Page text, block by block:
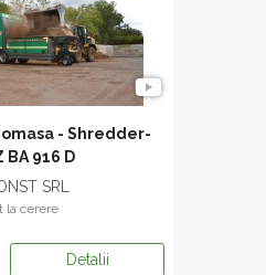
- Shredder-
BA 916 D
SRL
la cerere
Detalii